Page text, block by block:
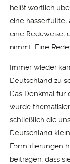
heißt wörtlich
eine hasserfüllte,
eine Redeweise,
nimmt. Eine
Immer wieder
Deutschland zu
Das Denkmal für
wurde
schließlich die
Deutschland
Formulierungen
beitragen, dass